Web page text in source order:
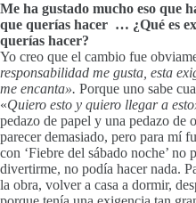
Me ha gustado mucho eso que
que querías hacer … ¿Qué es
querías hacer?
Yo creo que el cambio fue
responsabilidad me gusta, esta
me encanta». Porque uno sabe
«Quiero esto y quiero llegar a
pedazo de papel y una pedazo de
parecer demasiado, pero para mí
con ‘Fiebre del sábado noche’
divertirme, no podía hacer nada.
la obra, volver a casa a dormir,